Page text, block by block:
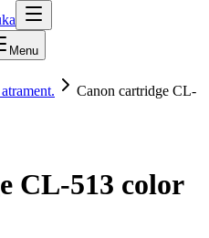
Menu
Canon cartridge CL-
CL-513 color